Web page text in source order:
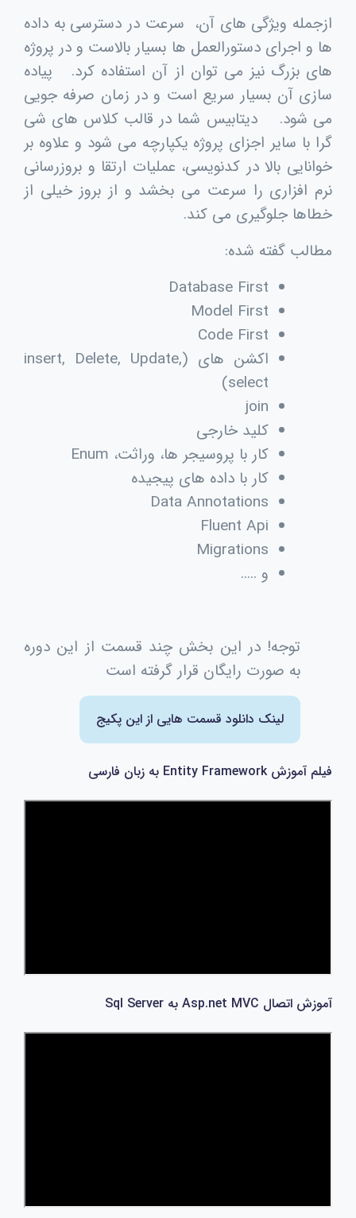
ازجمله ویژگی های آن، سرعت در دسترسی به داده
ها و اجرای دستورالعمل ها بسیار بالاست و در پروژه
های بزرگ نیز می توان از آن استفاده کرد. پیاده
سازی آن بسیار سریع است و در زمان صرفه جویی
می شود. دیتابیس شما در قالب کلاس های شی
گرا با سایر اجزای پروژه یکپارچه می شود و علاوه بر
خوانایی بالا در کدنویسی، عملیات ارتقا و بروزرسانی
نرم افزاری را سرعت می بخشد و از بروز خیلی از
خطاها جلوگیری می کند.
مطالب گفته شده:
Database First
Model First
Code First
اکشن های (insert, Delete, Update,
select
)
join
کلید خارجی
کار با پروسیجر ها، وراثت، Enum
کار با داده های پیجیده
Data Annotations
Fluent Api
Migrations
و .....
توجه! در این بخش چند قسمت از این دوره
به صورت رایگان قرار گرفته است
لینک دانلود قسمت هایی از این پکیج
فیلم آموزش Entity Framework به زبان فارسی
آموزش اتصال Asp.net MVC به Sql Server